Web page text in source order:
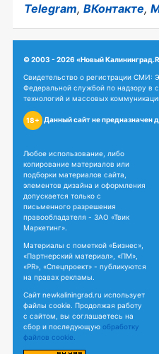
Telegram, ВКонтакте,
© 2003 - 2026 «Новый
Свидетельство о регистрации
Федеральной службой по надзору в
технологий и массовых
18+ Данный сайт не предназначен
Любое использование, либо
копирование материалов или
подборки материалов сайта,
элементов дизайна и оформления
допускается только с
письменного разрешения
правообладателя - ЗАО «Твик
Маркетинг».
Материалы с пометкой «Бизнес»,
«Партнерский материал», «ПМ»,
«PR», «Спецпроект» - публикуются
на правах рекламы.
Сайт newkaliningrad.ru использует
файлы cookie. Продолжая работу
с сайтом, вы соглашаетесь на
сбор и последующую обработку
файлов cookie.